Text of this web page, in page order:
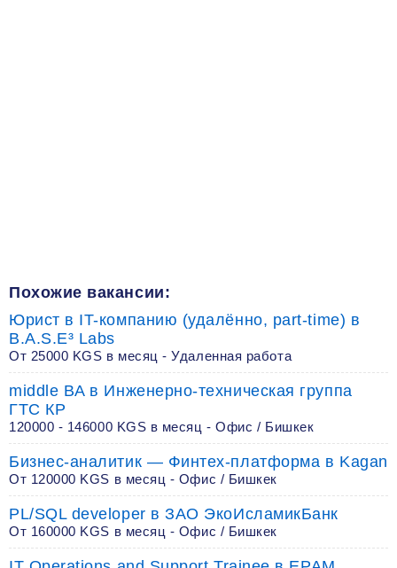
Похожие вакансии:
Юрист в IT-компанию (удалённо, part-time) в
B.A.S.E³ Labs
От 25000 KGS в месяц - Удаленная работа
middle BA в Инженерно-техническая группа
ГТС КР
120000 - 146000 KGS в месяц - Офис / Бишкек
Бизнес-аналитик — Финтех-платформа в Kagan
От 120000 KGS в месяц - Офис / Бишкек
PL/SQL developer в ЗАО ЭкоИсламикБанк
От 160000 KGS в месяц - Офис / Бишкек